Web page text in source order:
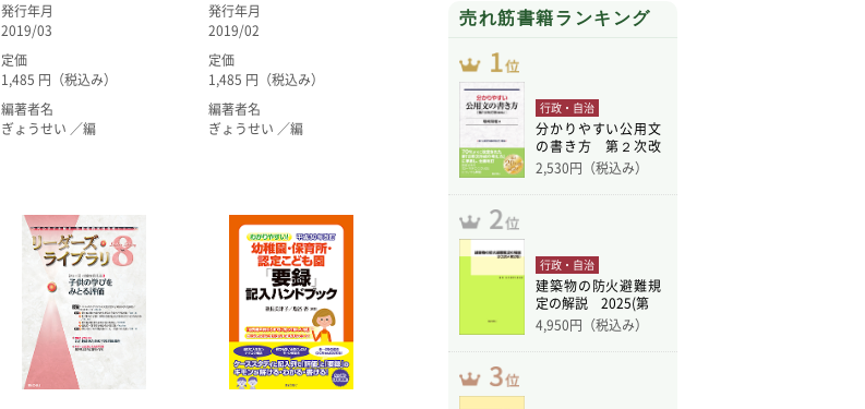
発行年月
2019/03
定価
1,485 円（税込み）
編著者名
ぎょうせい ／編
発行年月
2019/02
定価
1,485 円（税込み）
編著者名
ぎょうせい ／編
売れ筋書籍ランキング
行政・自治
分かりやすい公用文
の書き方 第２次改
訂版
2,530円（税込み）
行政・自治
建築物の防火避難規
定の解説 2025(第
4,950円（税込み）